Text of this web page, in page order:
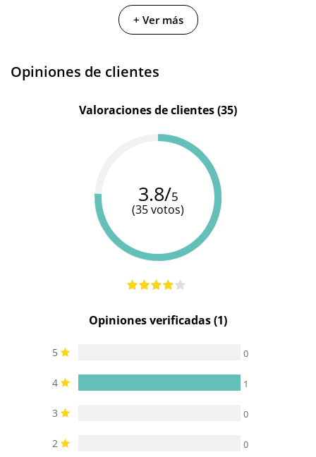
Azul Rojo
+ Ver más
Opiniones de clientes
Valoraciones de clientes (35)
3.8/5
(35 votos)
Opiniones verificadas (1)
5 0
4 1
3 0
2 0